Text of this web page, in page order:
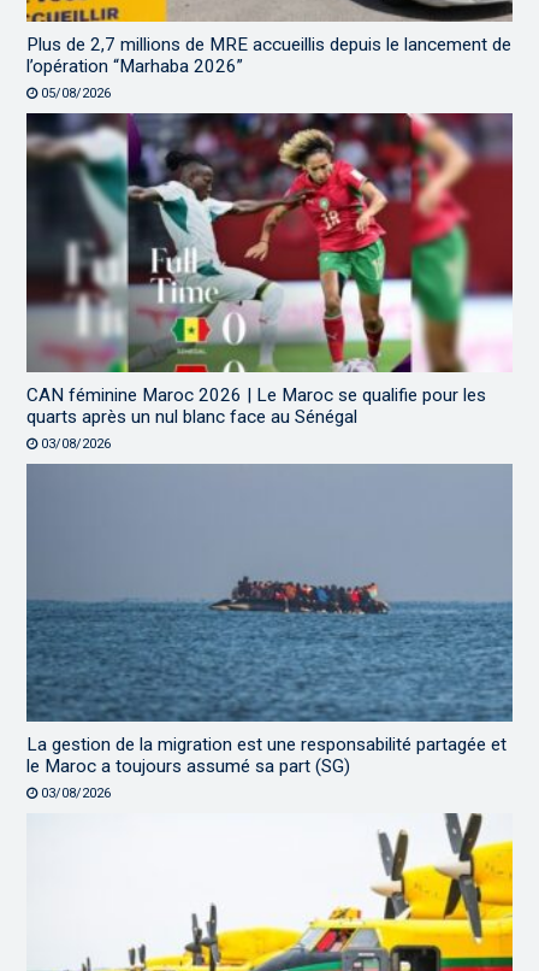
Plus de 2,7 millions de MRE accueillis depuis le lancement de
l’opération “Marhaba 2026”
05/08/2026
CAN féminine Maroc 2026 | Le Maroc se qualifie pour les
quarts après un nul blanc face au Sénégal
03/08/2026
La gestion de la migration est une responsabilité partagée et
le Maroc a toujours assumé sa part (SG)
03/08/2026